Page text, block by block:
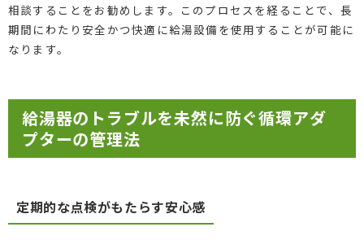
相談することをお勧めします。このプロセスを経ることで、長
期間にわたり安全かつ快適に給湯設備を使用することが可能に
なります。
給湯器のトラブルを未然に防ぐ循環アダ
プターの管理法
定期的な点検がもたらす安心感